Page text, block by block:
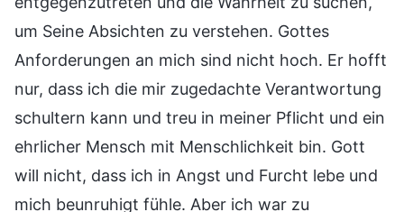
um Seine Absichten zu verstehen. Gottes
Anforderungen an mich sind nicht hoch. Er hofft
nur, dass ich die mir zugedachte Verantwortung
schultern kann und treu in meiner Pflicht und ein
ehrlicher Mensch mit Menschlichkeit bin. Gott
will nicht, dass ich in Angst und Furcht lebe und
mich beunruhigt fühle. Aber ich war zu